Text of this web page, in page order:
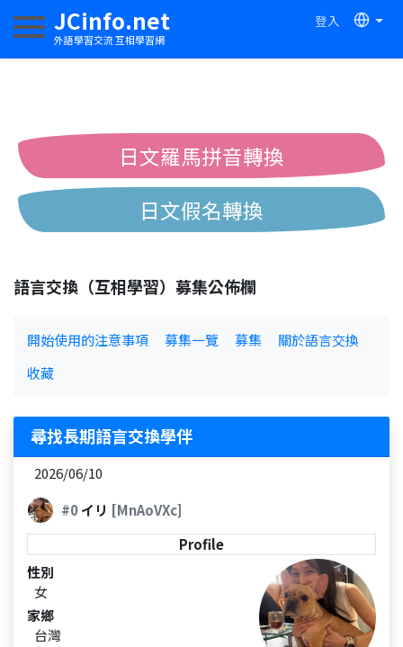
JCinfo.net
外語學習交流 互相學習網
登入
切換導航
日文羅馬拼音轉換
日文假名轉換
語言交換（互相學習）募集公佈欄
開始使用的注意事項 募集一覽 募集
關於語言交換
收藏
尋找長期語言交換學伴
2026/06/10
#0イリ [MnAoVXc]
Profile
性別
女
家鄉
台灣